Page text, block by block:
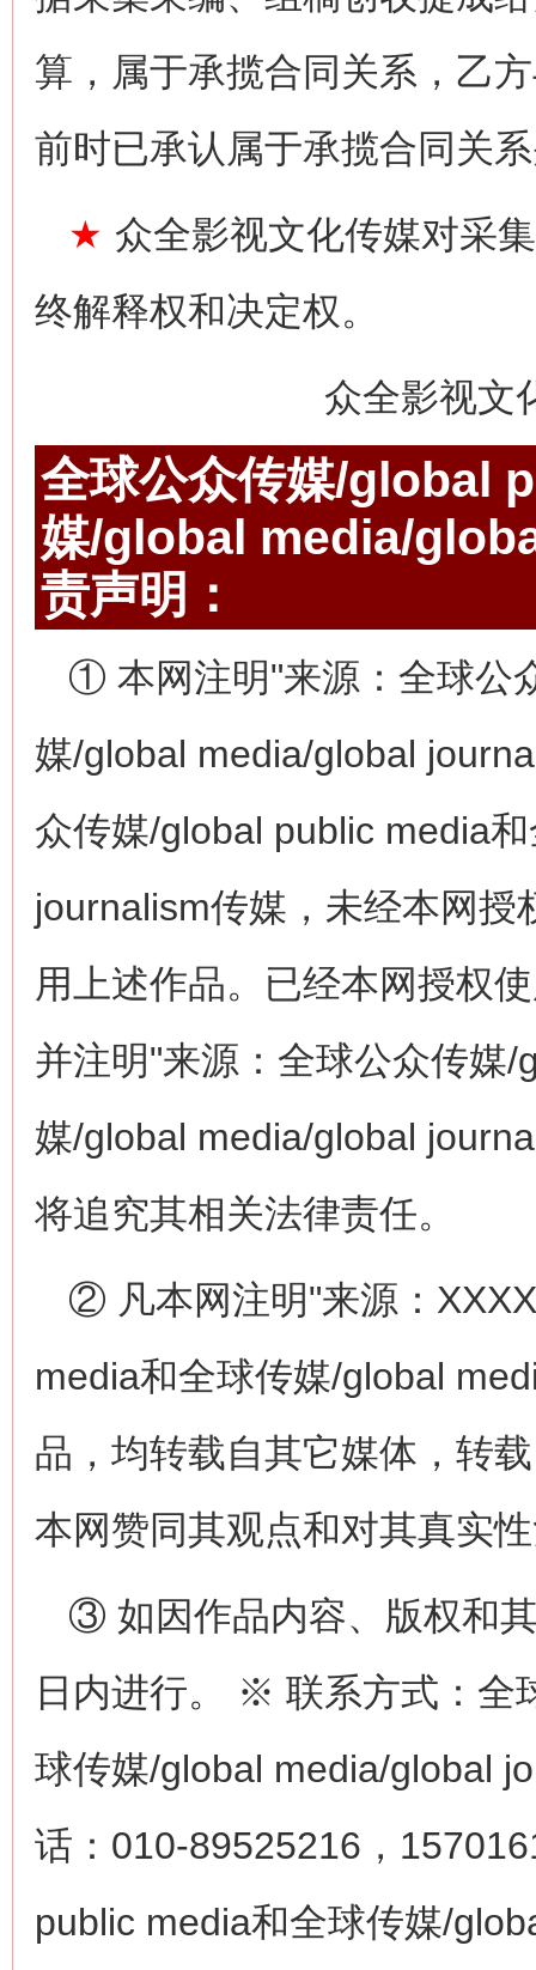
算，属于承揽合同关系，乙
前时已承认属于承揽合同关
★ 众全影视文化传媒对采
终解释权和决定权。
众全影视文
全球公众传媒/global
媒/global media/
责声明：
① 本网注明"来源：全球公
媒/global media/global
众传媒/global public media
journalism传媒，未经本网
用上述作品。已经本网授权
并注明"来源：全球公众传媒
媒/global media/global
将追究其相关法律责任。
② 凡本网注明"来源：
media和全球传媒/global
品，均转载自其它媒体，转
本网赞同其观点和对其真实
③ 如因作品内容、版权和
日内进行。 ※ 联系方式：全
球传媒/global media/global
话：010-89525216，
public media和全球传媒/